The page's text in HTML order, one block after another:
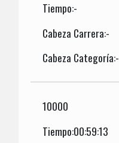
Tiempo:-
Cabeza Carrera:-
Cabeza Categoría:-
10000
Tiempo:00:59:13